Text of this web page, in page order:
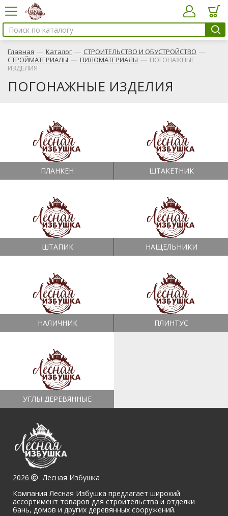
Главная — Каталог — СТРОИТЕЛЬСТВО И ОБУСТРОЙСТВО —
СТРОЙМАТЕРИАЛЫ — ПИЛОМАТЕРИАЛЫ — ПОГОНАЖНЫЕ
ИЗДЕЛИЯ
ПОГОНАЖНЫЕ ИЗДЕЛИЯ
ПЛАНКЕН ШТАКЕТНИК
ШТАПИК НАЩЕЛЬНИКИ
НАЛИЧНИК ПЛИНТУС
УГЛЫ ДЕРЕВЯННЫЕ
2026
Лесная Избушка
Компания Лесная Избушка предлагает широкий
ассортимент товаров для строительства и отделки
бань, домов и других деревянных сооружений.